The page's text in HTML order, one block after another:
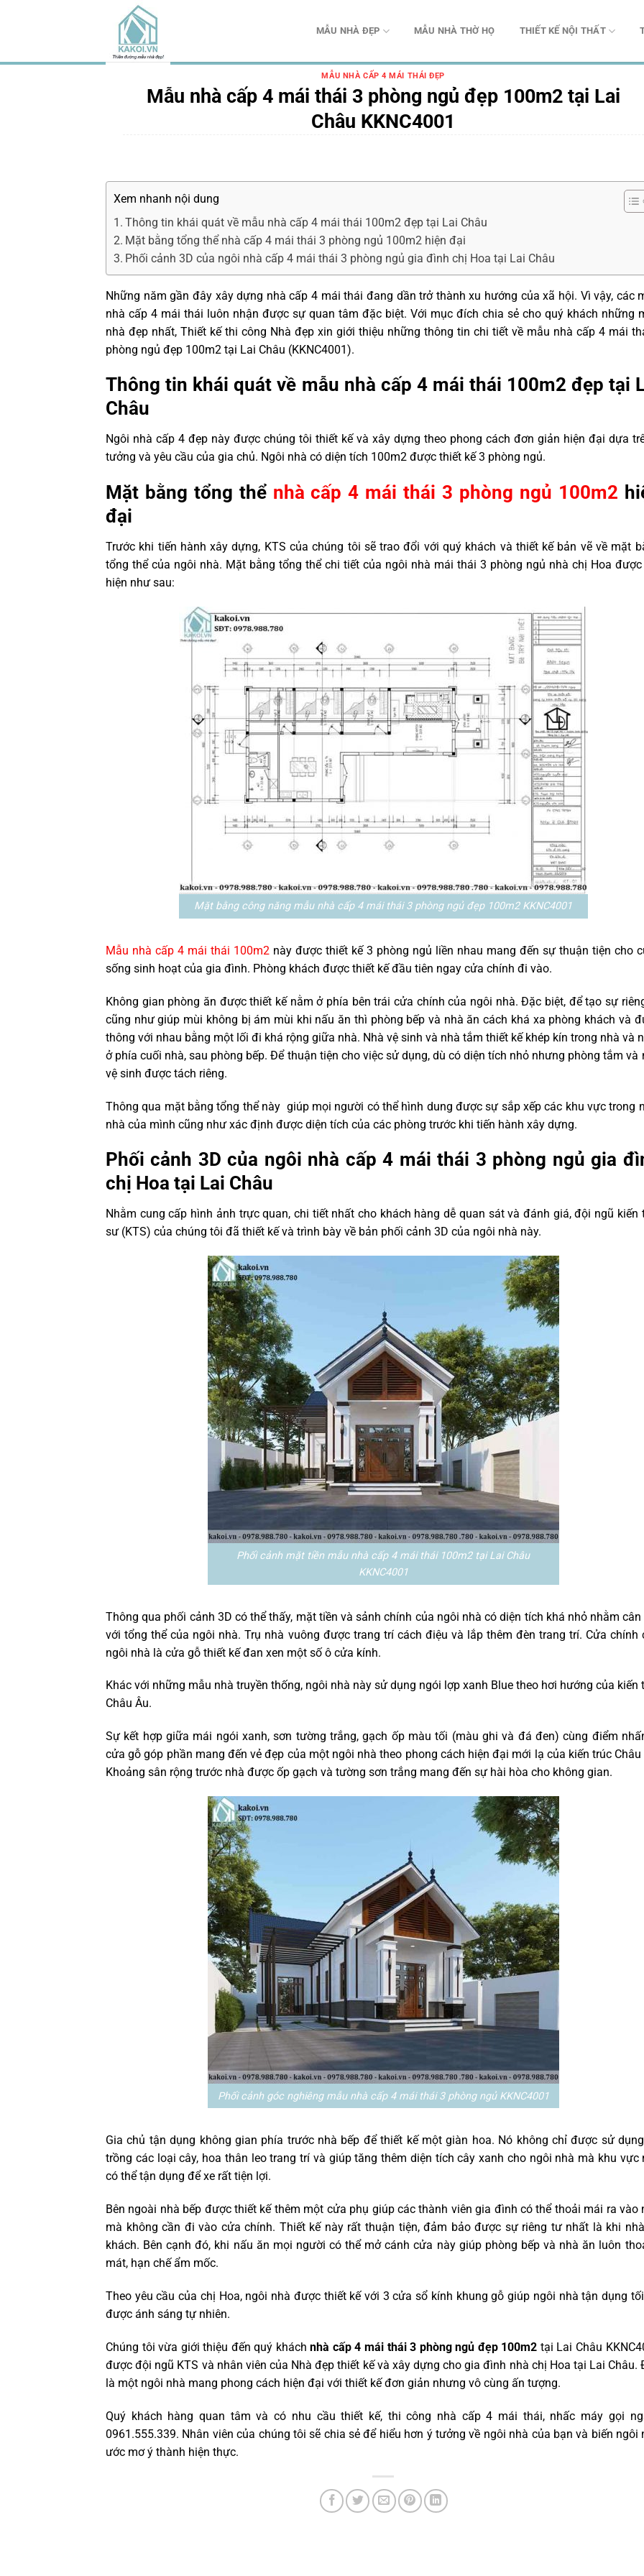
dung
MẪU NHÀ ĐẸP MẪU NHÀ THỜ HỌ THIẾT KẾ NỘI THẤT
MẪU NHÀ CẤP 4 MÁI THÁI ĐẸP
Mẫu nhà cấp 4 mái thái 3 phòng ngủ đẹp 100m2 tại Lai
Châu KKNC4001
Xem nhanh nội dung
Thông tin khái quát về mẫu nhà cấp 4 mái thái 100m2 đẹp tại Lai Châu
Mặt bằng tổng thể nhà cấp 4 mái thái 3 phòng ngủ 100m2 hiện đại
Phối cảnh 3D của ngôi nhà cấp 4 mái thái 3 phòng ngủ gia đình chị Hoa tại Lai Châu
Những năm gần đây xây dựng nhà cấp 4 mái thái đang dần trở thành xu hướng của xã hội. Vì vậy, các
nhà cấp 4 mái thái luôn nhận được sự quan tâm đặc biệt. Với mục đích chia sẻ cho quý khách những
nhà đẹp nhất, Thiết kế thi công Nhà đẹp xin giới thiệu những thông tin chi tiết về mẫu nhà cấp 4 mái
phòng ngủ đẹp 100m2 tại Lai Châu (KKNC4001).
Thông tin khái quát về mẫu nhà cấp 4 mái thái 100m2 đẹp tại
Châu
Ngôi nhà cấp 4 đẹp này được chúng tôi thiết kế và xây dựng theo phong cách đơn giản hiện đại dựa
tưởng và yêu cầu của gia chủ. Ngôi nhà có diện tích 100m2 được thiết kế 3 phòng ngủ.
Mặt bằng tổng thể nhà cấp 4 mái thái 3 phòng ngủ 100m2
đại
Trước khi tiến hành xây dựng, KTS của chúng tôi sẽ trao đổi với quý khách và thiết kế bản vẽ về mặt
tổng thể của ngôi nhà. Mặt bằng tổng thể chi tiết của ngôi nhà mái thái 3 phòng ngủ nhà chị Hoa được
hiện như sau:
Mặt bằng công năng mẫu nhà cấp 4 mái thái 3 phòng ngủ đẹp 100m2 KKNC4001
Mẫu nhà cấp 4 mái thái 100m2này được thiết kế 3 phòng ngủ liền nhau mang đến sự thuận tiện cho
sống sinh hoạt của gia đình. Phòng khách được thiết kế đầu tiên ngay cửa chính đi vào.
Không gian phòng ăn được thiết kế nằm ở phía bên trái cửa chính của ngôi nhà. Đặc biệt, để tạo sự
cũng như giúp mùi không bị ám mùi khi nấu ăn thì phòng bếp và nhà ăn cách khá xa phòng khách và
thông với nhau bằng một lối đi khá rộng giữa nhà. Nhà vệ sinh và nhà tắm thiết kế khép kín trong nhà và
ở phía cuối nhà, sau phòng bếp. Để thuận tiện cho việc sử dụng, dù có diện tích nhỏ nhưng phòng tắm và
vệ sinh được tách riêng.
Thông qua mặt bằng tổng thể này giúp mọi người có thể hình dung được sự sắp xếp các khu vực trong
nhà của mình cũng như xác định được diện tích của các phòng trước khi tiến hành xây dựng.
Phối cảnh 3D của ngôi nhà cấp 4 mái thái 3 phòng ngủ gia
chị Hoa tại Lai Châu
Nhằm cung cấp hình ảnh trực quan, chi tiết nhất cho khách hàng dễ quan sát và đánh giá, đội ngũ kiến
sư (KTS) của chúng tôi đã thiết kế và trình bày về bản phối cảnh 3D của ngôi nhà này.
Phối cảnh mặt tiền mẫu nhà cấp 4 mái thái 100m2 tại Lai Châu
KKNC4001
Thông qua phối cảnh 3D có thể thấy, mặt tiền và sảnh chính của ngôi nhà có diện tích khá nhỏ nhằm
với tổng thể của ngôi nhà. Trụ nhà vuông được trang trí cách điệu và lắp thêm đèn trang trí. Cửa chính
ngôi nhà là cửa gỗ thiết kế đan xen một số ô cửa kính.
Khác với những mẫu nhà truyền thống, ngôi nhà này sử dụng ngói lợp xanh Blue theo hơi hướng của kiến
Châu Âu.
Sự kết hợp giữa mái ngói xanh, sơn tường trắng, gạch ốp màu tối (màu ghi và đá đen) cùng điểm
cửa gỗ góp phần mang đến vẻ đẹp của một ngôi nhà theo phong cách hiện đại mới lạ của kiến trúc Châu
Khoảng sân rộng trước nhà được ốp gạch và tường sơn trắng mang đến sự hài hòa cho không gian.
Phối cảnh góc nghiêng mẫu nhà cấp 4 mái thái 3 phòng ngủ KKNC4001
Gia chủ tận dụng không gian phía trước nhà bếp để thiết kế một giàn hoa. Nó không chỉ được sử
trồng các loại cây, hoa thân leo trang trí và giúp tăng thêm diện tích cây xanh cho ngôi nhà mà khu vực
có thể tận dụng để xe rất tiện lợi.
Bên ngoài nhà bếp được thiết kế thêm một cửa phụ giúp các thành viên gia đình có thể thoải mái ra vào
mà không cần đi vào cửa chính. Thiết kế này rất thuận tiện, đảm bảo được sự riêng tư nhất là khi
khách. Bên cạnh đó, khi nấu ăn mọi người có thể mở cánh cửa này giúp phòng bếp và nhà ăn luôn
mát, hạn chế ẩm mốc.
Theo yêu cầu của chị Hoa, ngôi nhà được thiết kế với 3 cửa sổ kính khung gỗ giúp ngôi nhà tận dụng
được ánh sáng tự nhiên.
Chúng tôi vừa giới thiệu đến quý kháchnhà cấp 4 mái thái 3 phòng ngủ đẹp 100m2 tại Lai Châu
được đội ngũ KTS và nhân viên của Nhà đẹp thiết kế và xây dựng cho gia đình nhà chị Hoa tại Lai Châu.
là một ngôi nhà mang phong cách hiện đại với thiết kế đơn giản nhưng vô cùng ấn tượng.
Quý khách hàng quan tâm và có nhu cầu thiết kế, thi công nhà cấp 4 mái thái, nhấc máy gọi
0961.555.339. Nhân viên của chúng tôi sẽ chia sẻ để hiểu hơn ý tưởng về ngôi nhà của bạn và biến ngôi
ước mơ ý thành hiện thực.